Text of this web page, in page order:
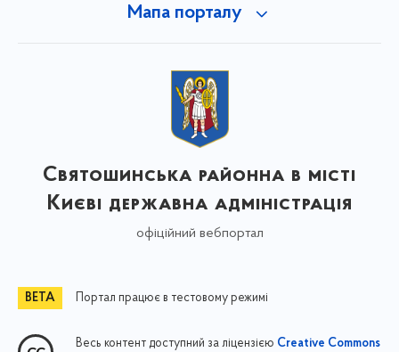
Мапа порталу
Святошинська районна в місті
Києві державна адміністрація
офіційний вебпортал
Портал працює в тестовому режимі
Весь контент доступний за ліцензією Creative Commons